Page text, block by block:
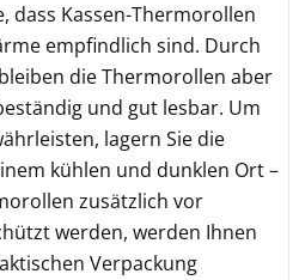
dass Kassen-Thermorollen
empfindlich sind. Durch
die Thermorollen aber
und gut lesbar. Um
lagern Sie die
kühlen und dunklen Ort –
zusätzlich vor
werden, werden Ihnen
Verpackung